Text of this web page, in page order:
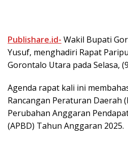
Publishare.id- Wakil Bupati
Yusuf, menghadiri Rapat
Gorontalo Utara pada Selasa,
Agenda rapat kali ini
Rancangan Peraturan Daerah
Perubahan Anggaran
(APBD) Tahun Anggaran 2025.